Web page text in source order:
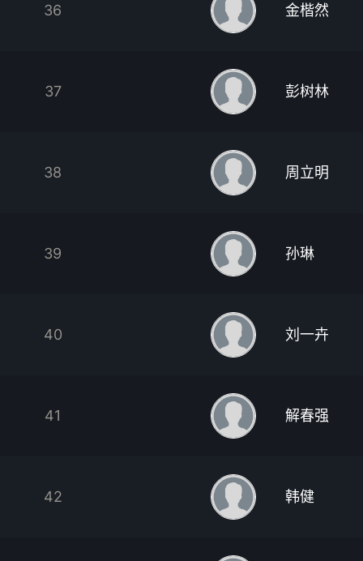
36 金楷然
37 彭树林
38 周立明
39 孙琳
40 刘一卉
41 解春强
42 韩健